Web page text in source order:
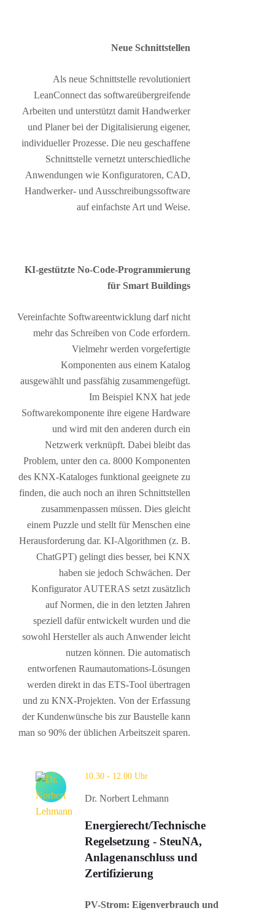
Neue Schnittstellen
Als neue Schnittstelle revolutioniert
LeanConnect das softwareübergreifende
Arbeiten und unterstützt damit Handwerker
und Planer bei der Digitalisierung eigener,
individueller Prozesse. Die neu geschaffene
Schnittstelle vernetzt unterschiedliche
Anwendungen wie Konfiguratoren, CAD,
Handwerker- und Ausschreibungssoftware
auf einfachste Art und Weise.
KI-gestützte No-Code-Programmierung
für Smart Buildings
Vereinfachte Softwareentwicklung darf nicht
mehr das Schreiben von Code erfordern.
Vielmehr werden vorgefertigte
Komponenten aus einem Katalog
ausgewählt und passfähig zusammengefügt.
Im Beispiel KNX hat jede
Softwarekomponente ihre eigene Hardware
und wird mit den anderen durch ein
Netzwerk verknüpft. Dabei bleibt das
Problem, unter den ca. 8000 Komponenten
des KNX-Kataloges funktional geeignete zu
finden, die auch noch an ihren Schnittstellen
zusammenpassen müssen. Dies gleicht
einem Puzzle und stellt für Menschen eine
Herausforderung dar. KI-Algorithmen (z. B.
ChatGPT) gelingt dies besser, bei KNX
haben sie jedoch Schwächen. Der
Konfigurator AUTERAS setzt zusätzlich
auf Normen, die in den letzten Jahren
speziell dafür entwickelt wurden und die
sowohl Hersteller als auch Anwender leicht
nutzen können. Die automatisch
entworfenen Raumautomations-Lösungen
werden direkt in das ETS-Tool übertragen
und zu KNX-Projekten. Von der Erfassung
der Kundenwünsche bis zur Baustelle kann
man so 90% der üblichen Arbeitszeit sparen.
10.30 - 12.00 Uhr
Dr. Norbert Lehmann
Energierecht/Technische
Regelsetzung - SteuNA,
Anlagenanschluss und
Zertifizierung
PV-Strom: Eigenverbrauch und